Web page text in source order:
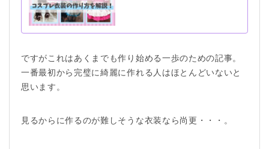
ですがこれはあくまでも作り始める一歩のための記事。
一番最初から完璧に綺麗に作れる人はほとんどいないと
思います。
見るからに作るのが難しそうな衣装なら尚更・・・。